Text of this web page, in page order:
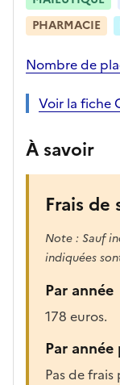
PHARMACIE
Nombre de
Voir la fiche
À savoir
Frais de
Note : Sauf
indiquées
Par année
178 euros.
Par
Pas de